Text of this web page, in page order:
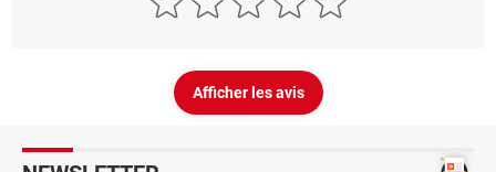
Afficher les avis